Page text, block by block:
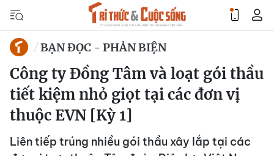
BẠN ĐỌC - PHẢN BIỆN
Công ty Đồng Tâm và loạt gói thầu
tiết kiệm nhỏ giọt tại các đơn vị
thuộc EVN [Kỳ 1]
Liên tiếp trúng nhiều gói thầu xây lắp tại các